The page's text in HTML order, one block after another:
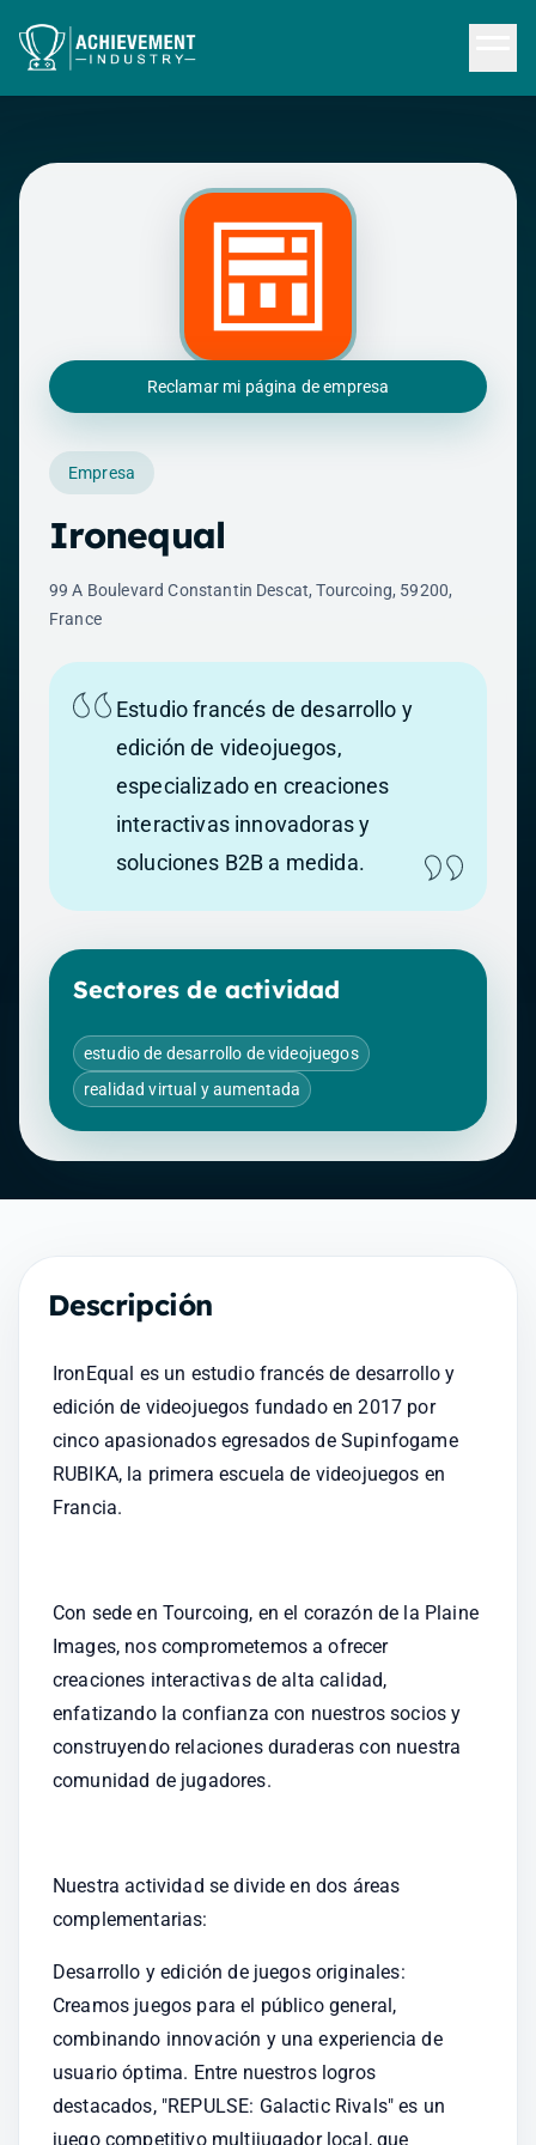
Reclamar mi página de empresa
Empresa
Ironequal
99 A Boulevard Constantin Descat, Tourcoing, 59200,
France
Estudio francés de desarrollo y
edición de videojuegos,
especializado en creaciones
interactivas innovadoras y
soluciones B2B a medida.
Sectores de actividad
estudio de desarrollo de videojuegos
realidad virtual y aumentada
Descripción
IronEqual es un estudio francés de desarrollo y
edición de videojuegos fundado en 2017 por
cinco apasionados egresados de Supinfogame
RUBIKA, la primera escuela de videojuegos en
Francia.
Con sede en Tourcoing, en el corazón de la Plaine
Images, nos comprometemos a ofrecer
creaciones interactivas de alta calidad,
enfatizando la confianza con nuestros socios y
construyendo relaciones duraderas con nuestra
comunidad de jugadores.
Nuestra actividad se divide en dos áreas
complementarias:
Desarrollo y edición de juegos originales:
Creamos juegos para el público general,
combinando innovación y una experiencia de
usuario óptima. Entre nuestros logros
destacados, "REPULSE: Galactic Rivals" es un
juego competitivo multijugador local, que